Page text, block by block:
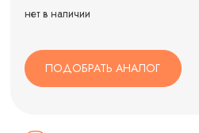
нет в наличии
ПОДОБРАТЬ АНАЛОГ